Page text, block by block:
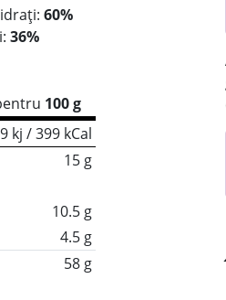
60%
36%
100 g
kj / 399 kCal
15 g
10.5 g
4.5 g
58 g